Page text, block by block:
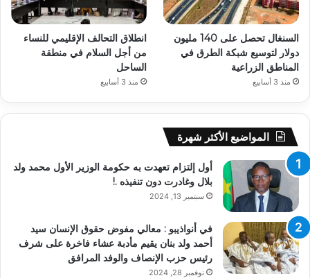
السنغال تحصل على 140 مليون
دولار لتوسيع شبكة الطرق في
المناطق الزراعية
منذ 3 أسابيع
انطلاق التحالف الإقليمي للنساء
من أجل السلام في منطقة
الساحل
منذ 3 أسابيع
المواضيع الأكثر شهرة
أول إلتزام تعهدت به حكومة الوزير الأول محمد ولد
بلال وغادرت دون تنفيذه .!
سبتمبر 13, 2024
في أنواذيبو : معالي مفوض حقوق الإنسان سيد
أحمد ولد بنان يقيم مأدبة عشاء فاخرة على شرف
رئيس حزب الإنصاف والوفد المرافق
نوفمبر 28, 2024